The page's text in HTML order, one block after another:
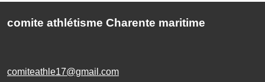
comite athlétisme Charente maritime
comiteathle17@gmail.com